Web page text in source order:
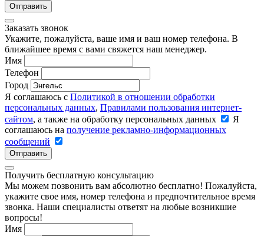
Отправить
Заказать звонок
Укажите, пожалуйста, ваше имя и ваш номер телефона. В
ближайшее время с вами свяжется наш менеджер.
Имя
Телефон
Город
Я соглашаюсь с Политикой в отношении обработки
персональных данных, Правилами пользования интернет-
сайтом, а также на обработку персональных данных
Я
соглашаюсь на получение рекламно-информационных
сообщений
Отправить
Получить бесплатную консультацию
Мы можем позвонить вам абсолютно бесплатно! Пожалуйста,
укажите свое имя, номер телефона и предпочтительное время
звонка. Наши специалисты ответят на любые возникшие
вопросы!
Имя